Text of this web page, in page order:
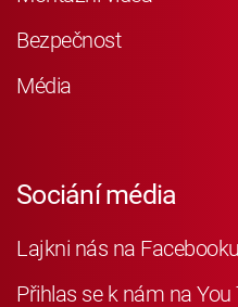
Bezpečnost
Média
Sociání média
Lajkni nás na Facebooku
Přihlas se k nám na You